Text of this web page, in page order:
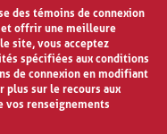
des témoins de connexion
offrir une meilleure
site, vous acceptez
spécifiées aux conditions
de connexion en modifiant
plus sur le recours aux
vos renseignements